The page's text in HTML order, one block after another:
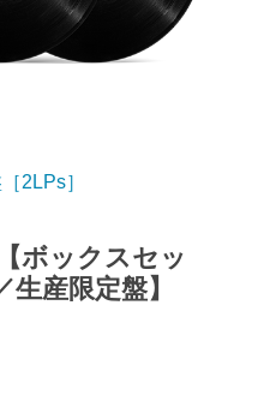
2LPs］
ボックスセッ
生産限定盤】